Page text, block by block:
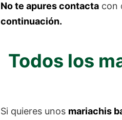
No te apures contacta con
continuación.
Todos los
Si quieres unos mariachis